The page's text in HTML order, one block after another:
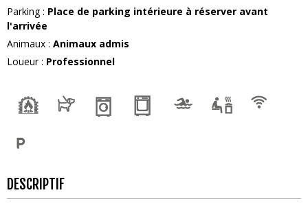
Parking: Place de parking intérieure à réserver avant
l'arrivée
Animaux : Animaux admis
Loueur: Professionnel
DESCRIPTIF